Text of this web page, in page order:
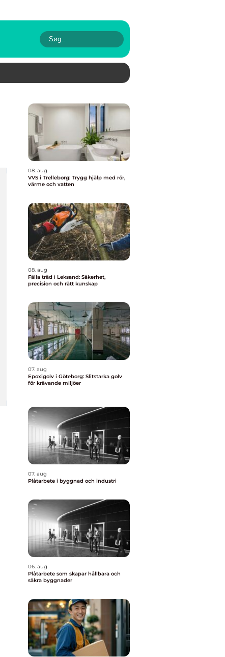
08. aug
VVS i Trelleborg: Trygg hjälp med rör,
värme och vatten
08. aug
Fälla träd i Leksand: Säkerhet,
precision och rätt kunskap
07. aug
Epoxigolv i Göteborg: Slitstarka golv
för krävande miljöer
07. aug
Plåtarbete i byggnad och industri
06. aug
Plåtarbete som skapar hållbara och
säkra byggnader